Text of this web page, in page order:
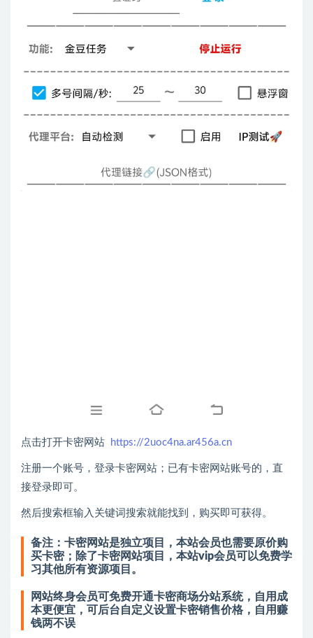
点击打开卡密网站 https://2uoc4na.ar456a.cn
注册一个账号，登录卡密网站；已有卡密网站账号的，直
接登录即可。
然后搜索框输入关键词搜索就能找到，购买即可获得。
备注：卡密网站是独立项目，本站会员也需要原价购
买卡密；除了卡密网站项目，本站vip会员可以免费学
习其他所有资源项目。
网站终身会员可免费开通卡密商场分站系统，自用成
本更便宜，可后台自定义设置卡密销售价格，自用赚
钱两不误